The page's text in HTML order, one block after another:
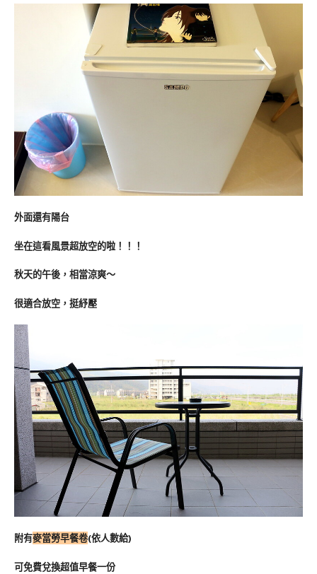
外面還有陽台
坐在這看風景超放空的啦！！！
秋天的午後，相當涼爽～
很適合放空，挺紓壓
附有麥當勞早餐卷(依人數給)
可免費兌換超值早餐一份